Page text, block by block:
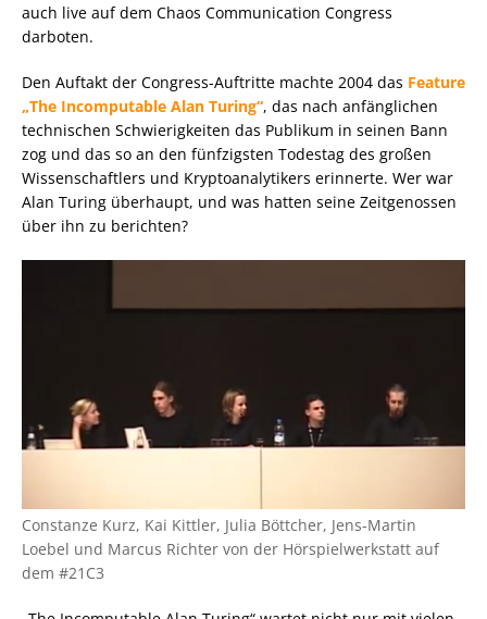
auch live auf dem Chaos Communication Congress
darboten.
Den Auftakt der Congress-Auftritte machte 2004 das Feature
„The Incomputable Alan Turing“, das nach anfänglichen
technischen Schwierigkeiten das Publikum in seinen Bann
zog und das so an den fünfzigsten Todestag des großen
Wissenschaftlers und Kryptoanalytikers erinnerte. Wer war
Alan Turing überhaupt, und was hatten seine Zeitgenossen
über ihn zu berichten?
Constanze Kurz, Kai Kittler, Julia Böttcher, Jens-Martin
Loebel und Marcus Richter von der Hörspielwerkstatt auf
dem #21C3